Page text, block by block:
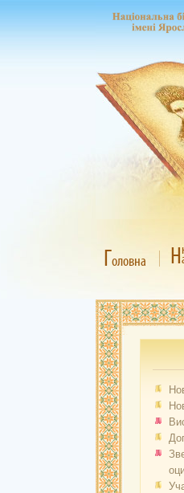
Головна Н